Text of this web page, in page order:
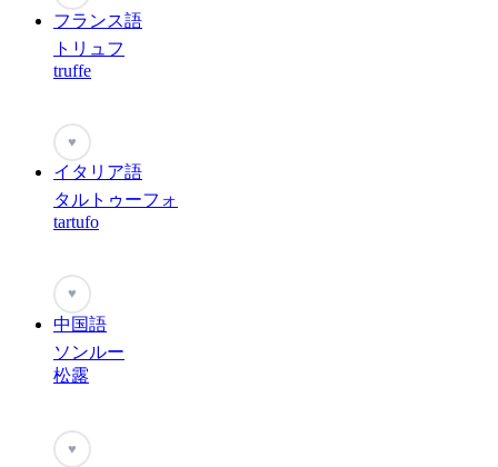
フランス語
トリュフ
truffe
♥
イタリア語
タルトゥーフォ
tartufo
♥
中国語
ソンルー
松露
♥